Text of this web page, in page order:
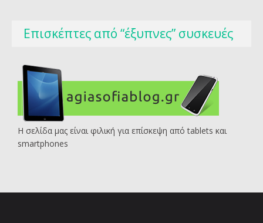
Επισκέπτες από “έξυπνες” συσκευές
Η σελίδα μας είναι φιλική για επίσκεψη από tablets και
smartphones